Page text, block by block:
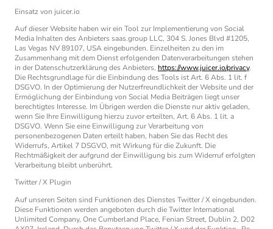
Einsatz von juicer.io
Auf dieser Website haben wir ein Tool zur Implementierung von Social
Media Inhalten des Anbieters saas.group LLC, 304 S. Jones Blvd #1205,
Las Vegas NV 89107, USA eingebunden. Einzelheiten zu den im
Zusammenhang mit dem Dienst erfolgenden Datenverarbeitungen stehen
in der Datenschutzerklärung des Anbieters, https://www.juicer.io/privacy.
Die Rechtsgrundlage für die Einbindung des Tools ist Art. 6 Abs. 1 lit. f
DSGVO. In der Optimierung der Nutzerfreundlichkeit der Website und der
Ermöglichung der Einbindung von Social Media Beiträgen liegt unser
berechtigtes Interesse. Im Übrigen werden die Dienste nur aktiv geladen,
wenn Sie Ihre Einwilligung hierzu zuvor erteilten, Art. 6 Abs. 1 lit. a
DSGVO. Wenn Sie eine Einwilligung zur Verarbeitung von
personenbezogenen Daten erteilt haben, haben Sie das Recht des
Widerrufs, Artikel 7 DSGVO, mit Wirkung für die Zukunft. Die
Rechtmäßigkeit der aufgrund der Einwilligung bis zum Widerruf erfolgten
Verarbeitung bleibt unberührt.
Twitter / X Plugin
Auf unseren Seiten sind Funktionen des Dienstes Twitter / X eingebunden.
Diese Funktionen werden angeboten durch die Twitter International
Unlimited Company, One Cumberland Place, Fenian Street, Dublin 2, D02